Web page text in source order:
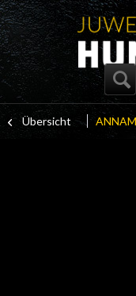
Übersicht